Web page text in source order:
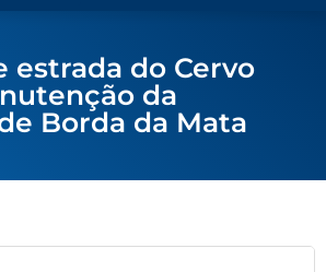
estrada do Cervo
da
Borda da Mata